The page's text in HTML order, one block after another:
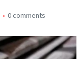
0 comments